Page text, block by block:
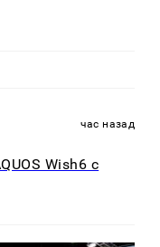
час назад
Wish6 с